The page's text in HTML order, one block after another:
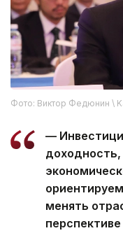
Фото: Виктор Федюнин \
—
менять